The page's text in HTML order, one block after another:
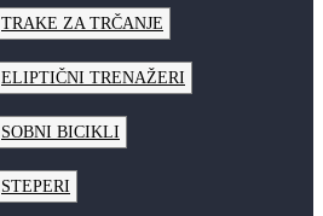
TRAKE ZA TRČANJE
ELIPTIČNI TRENAŽERI
SOBNI BICIKLI
STEPERI